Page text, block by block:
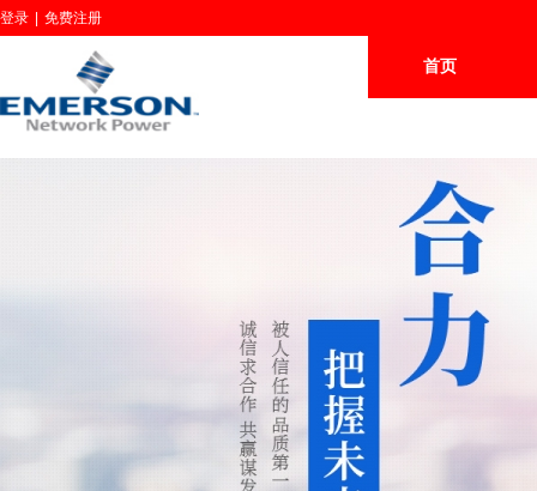
首页
登录 免费注册